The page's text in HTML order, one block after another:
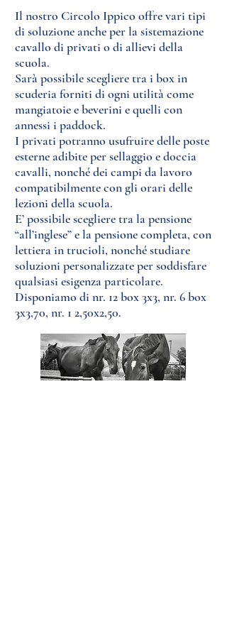
Il nostro Circolo Ippico offre vari tipi
di soluzione anche per la sistemazione
cavallo di privati o di allievi della
scuola.
Sarà possibile scegliere tra i box in
scuderia forniti di ogni utilità come
mangiatoie e beverini e quelli con
annessi i paddock.
I privati potranno usufruire delle poste
esterne adibite per sellaggio e doccia
cavalli, nonché dei campi da lavoro
compatibilmente con gli orari delle
lezioni della scuola.
E’ possibile scegliere tra la pensione
“all’inglese” e la pensione completa, con
lettiera in trucioli, nonché studiare
soluzioni personalizzate per soddisfare
qualsiasi esigenza particolare.
Disponiamo di nr. 12 box 3x3, nr. 6 box
3x3,70, nr. 1 2,50x2,50.